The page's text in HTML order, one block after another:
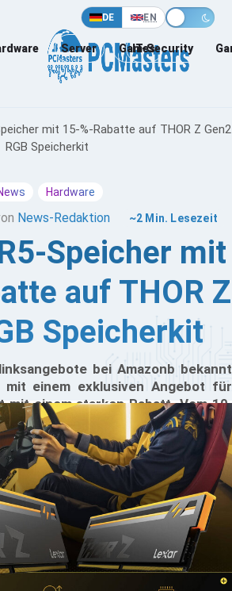
DE EN
Server Games
IT-Security
mit 15-%-Rabatte auf THOR Z Gen2
RGB Speicherkit
Hardware
News-Redaktion ~2 Min. Lesezeit
Speicher mit
auf THOR Z
Speicherkit
bei Amazonb bekannt
einem exklusiven Angebot für
mit einem starken Rabatt. Vom 10.
es 15-%-Rabatt auf das THOR Z
Kit (2x16 GB) Kits. Die Preise sind
DDR5-Preisen, auch wenn sie
sind.